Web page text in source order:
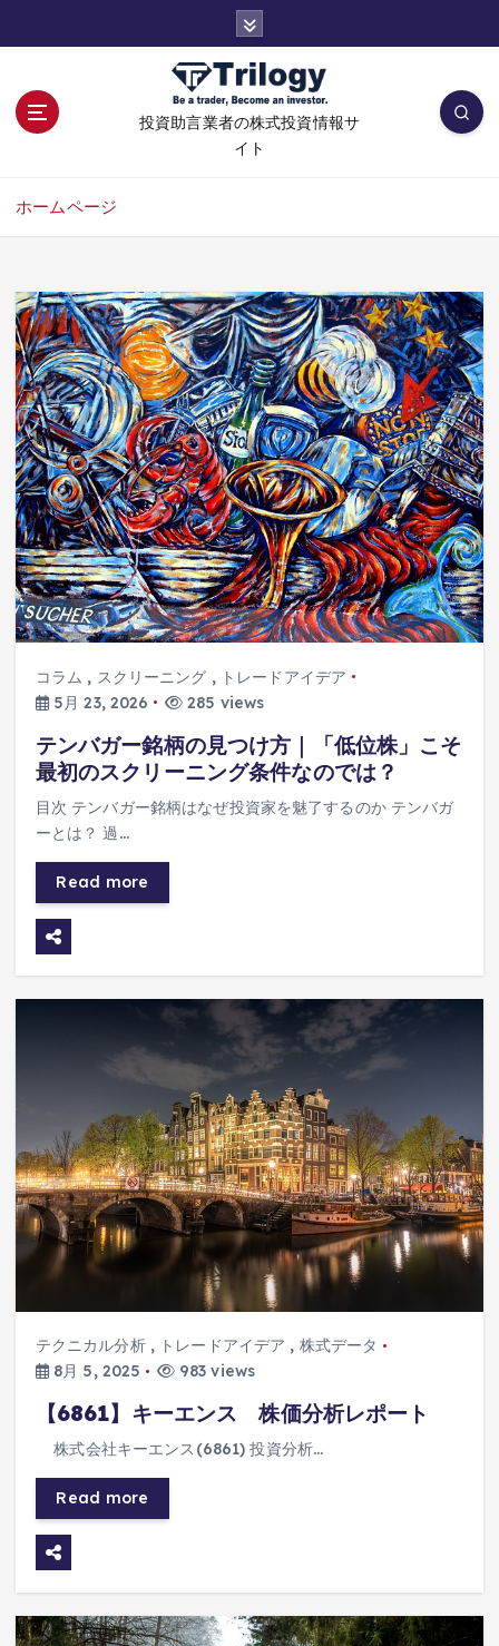
投資助言業者の株式投資情報サ
イト
ホームページ
コラム , スクリーニング , トレードアイデア
5月 23, 2026
285 views
テンバガー銘柄の見つけ方｜「低位株」こそ
最初のスクリーニング条件なのでは？
目次 テンバガー銘柄はなぜ投資家を魅了するのか テンバガ
ーとは？ 過…
Read more
テクニカル分析, トレードアイデア , 株式データ
8月 5, 2025
983 views
【6861】キーエンス 株価分析レポート
株式会社キーエンス(6861) 投資分析…
Read more